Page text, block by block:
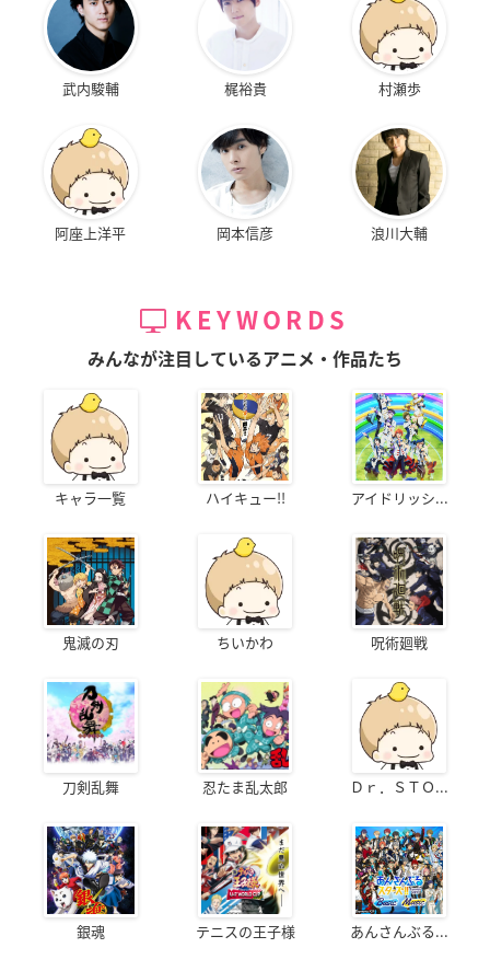
武内駿輔 梶裕貴 村瀬歩
阿座上洋平 岡本信彦 浪川大輔
KEYWORDS
みんなが注目しているアニメ・作品たち
キャラ一覧 ハイキュー!! アイドリッシ...
鬼滅の刃 ちいかわ 呪術廻戦
刀剣乱舞 忍たま乱太郎 Ｄｒ．ＳＴＯ...
銀魂 テニスの王子様 あんさんぶる...